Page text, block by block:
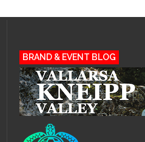
BRAND & EVENT BLOG